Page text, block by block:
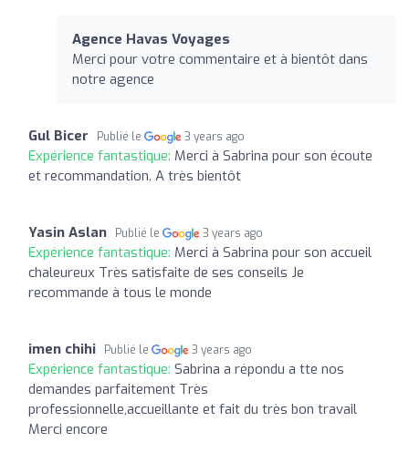
Agence Havas Voyages
Merci pour votre commentaire et à bientôt dans
notre agence
Gul Bicer Publié le 3 years ago
Expérience fantastique: Merci à Sabrina pour son écoute
et recommandation. A très bientôt
Yasin Aslan Publié le 3 years ago
Expérience fantastique: Merci à Sabrina pour son accueil
chaleureux Très satisfaite de ses conseils Je
recommande à tous le monde
imen chihi Publié le 3 years ago
Expérience fantastique: Sabrina a répondu a tte nos
demandes parfaitement Très
professionnelle,accueillante et fait du très bon travail
Merci encore